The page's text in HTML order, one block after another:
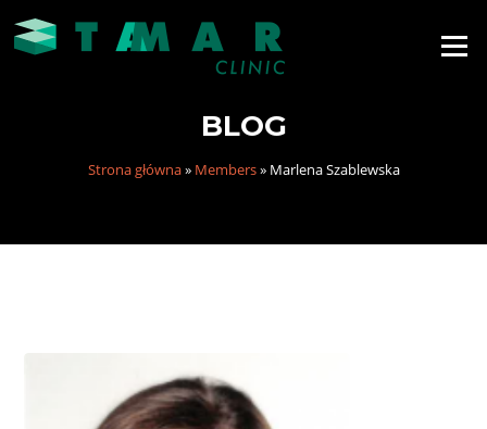
Menu
BLOG
Strona główna» Members» Marlena Szablewska